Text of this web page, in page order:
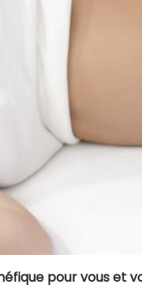
pour vous et